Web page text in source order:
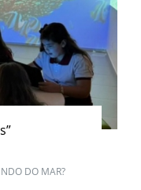
DO MAR?